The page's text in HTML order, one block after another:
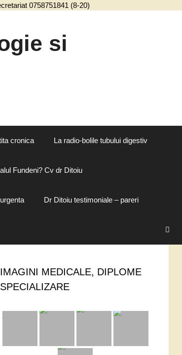
0758751841 (8-20)
si
cronica La radio-bolile tubului digestiv
Fundeni? Cv dr Ditoiu
Dr Ditoiu testimoniale – pareri
IMAGINI MEDICALE, DIPLOME
SPECIALIZARE